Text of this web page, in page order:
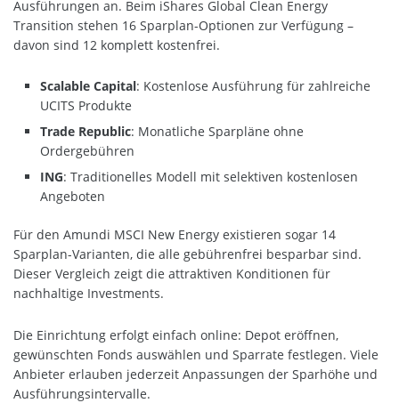
Ausführungen an. Beim iShares Global Clean Energy
Transition stehen 16 Sparplan-Optionen zur Verfügung –
davon sind 12 komplett kostenfrei.
Scalable Capital: Kostenlose Ausführung für zahlreiche
UCITS Produkte
Trade Republic: Monatliche Sparpläne ohne
Ordergebühren
ING: Traditionelles Modell mit selektiven kostenlosen
Angeboten
Für den Amundi MSCI New Energy existieren sogar 14
Sparplan-Varianten, die alle gebührenfrei besparbar sind.
Dieser Vergleich zeigt die attraktiven Konditionen für
nachhaltige Investments.
Die Einrichtung erfolgt einfach online: Depot eröffnen,
gewünschten Fonds auswählen und Sparrate festlegen. Viele
Anbieter erlauben jederzeit Anpassungen der Sparhöhe und
Ausführungsintervalle.